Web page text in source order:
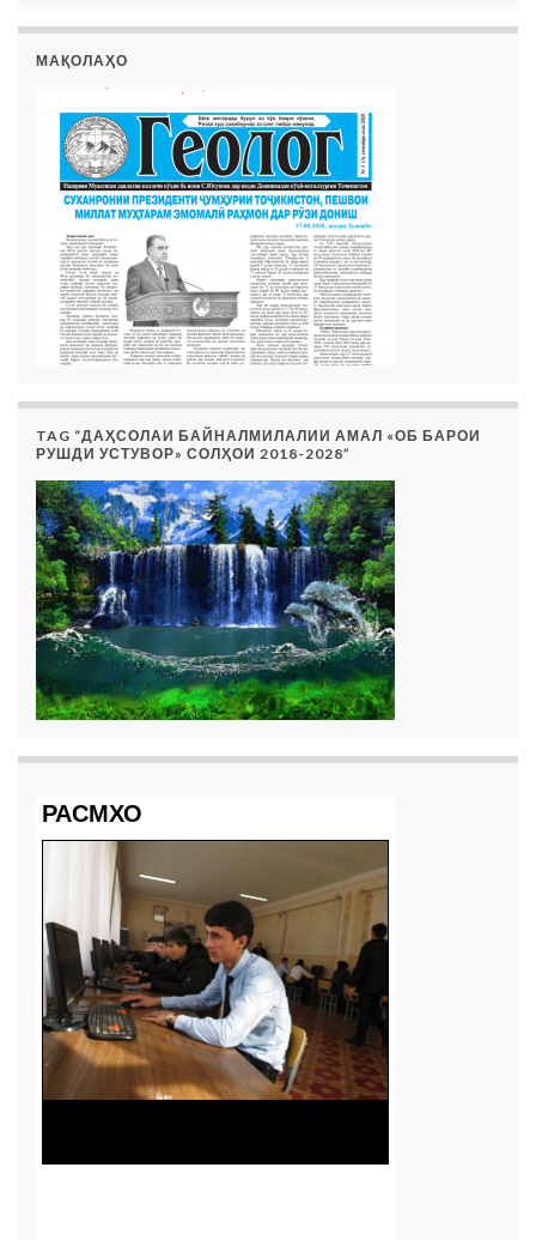
МАҚОЛАҲО
TAG “ДАҲСОЛАИ БАЙНАЛМИЛАЛИИ АМАЛ «ОБ БАРОИ
РУШДИ УСТУВОР» СОЛҲОИ 2018-2028”
РАСМХО